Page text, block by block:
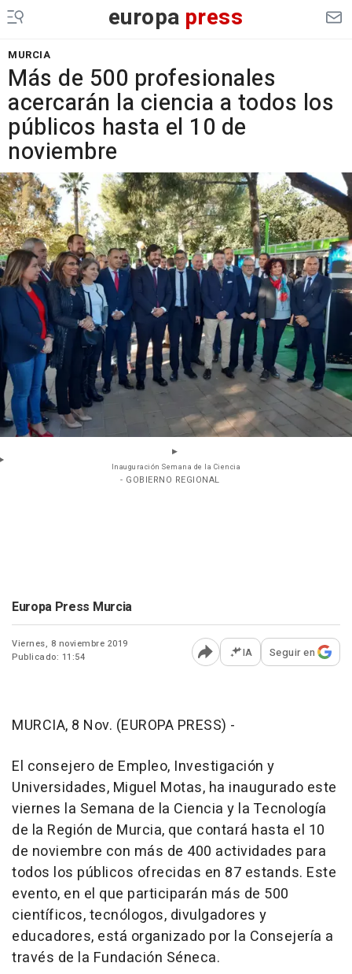
europa press
MURCIA
Más de 500 profesionales
acercarán la ciencia a todos los
públicos hasta el 10 de
noviembre
Inauguración Semana de la Ciencia
- GOBIERNO REGIONAL
Europa Press Murcia
Viernes, 8 noviembre 2019
Publicado: 11:54
Abrir opciones para
IA Seguir en
MURCIA, 8 Nov. (EUROPA PRESS) -
El consejero de Empleo, Investigación y
Universidades, Miguel Motas, ha inaugurado este
viernes la Semana de la Ciencia y la Tecnología
de la Región de Murcia, que contará hasta el 10
de noviembre con más de 400 actividades para
todos los públicos ofrecidas en 87 estands. Este
evento, en el que participarán más de 500
científicos, tecnólogos, divulgadores y
educadores, está organizado por la Consejería a
través de la Fundación Séneca.